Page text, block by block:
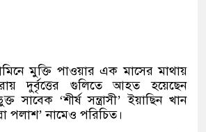
মুক্তি পাওয়ার এক মাসের মাথায়
দুর্বৃত্তের গুলিতে আহত হয়েছেন
সাবেক ‘শীর্ষ সন্ত্রাসী’ ইয়াছিন খান
পলাশ’ নামেও পরিচিত।